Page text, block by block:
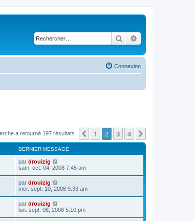
Rechercher
Connexion
a retourné 197 résultats Précédent
1 2 3 4
DERNIER MESSAGE
par drouizig
sam. oct. 04, 2008 7:45 am
par drouizig
mer. sept. 10, 2008 9:33 am
par drouizig
lun. sept. 08, 2008 5:10 pm